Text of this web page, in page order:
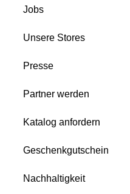
Jobs
Unsere Stores
Presse
Partner werden
Katalog anfordern
Geschenkgutschein
Nachhaltigkeit